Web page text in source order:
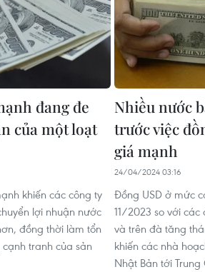
đang đe
của một loạt
khiến các công ty
lợi nhuận nước
đồng thời làm tổn
tranh của sản
Nhiều nước
trước việc
giá mạnh
24/04/2024 03:16
Đồng USD ở mức
11/2023 so với
và trên đà tăng
khiến các nhà
Nhật Bản tới